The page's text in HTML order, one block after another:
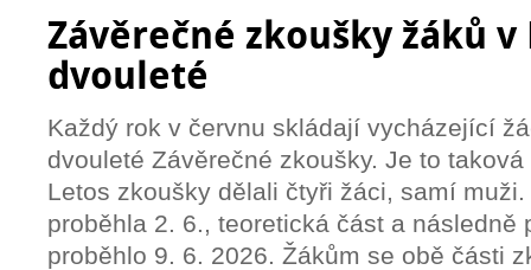
Závěrečné zkoušky žáků
dvouleté
Každý rok v červnu skládají vycházející
dvouleté Závěrečné zkoušky. Je to taková
Letos zkoušky dělali čtyři žáci, samí
proběhla 2. 6., teoretická část a následně
proběhlo 9. 6. 2026. Žákům se obě části